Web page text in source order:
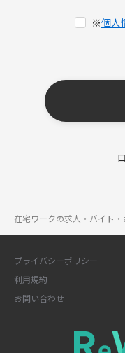
※個人
在宅ワークの求人・バイト
プライバシーポリシー
利用規約
お問い合わせ